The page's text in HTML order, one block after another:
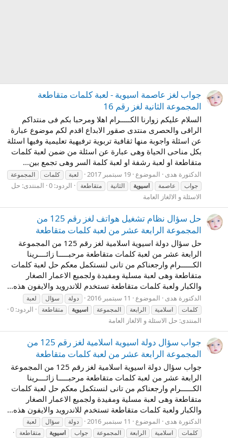
جواب لغز عاصمة اسيوية - لعبة كلمات متقاطعة
المجموعة الثانية لغز رقم 16
السلام عليكم زوارنا الكـــــرام اهلا ومرحبا بكم فى منتداكم
الراقى والحصرى منتدى صقور الابداع اقدم لكم موضوع عبارة
عن اسئلة واجوبة منها ثقافية تربوية ترفيهية تعليمية وفيها اسئلة
بكل مناحى الحياة وهى عبارة عن اسئلة من ضمن لعبة كلمات
متقاطعة او لعبة رشفة او لعبة كلمة السر وهى تجمع بين...
الدكتورة هدى الموضوع 19 سبتمبر 2017 لعبة كلمات
المجموعة
جواب
عاصمة اسيوية الثانية متقاطعة الردود: 0 المنتدى: حل
الاسئلة و الالغاز العامة
حل سؤال نظام تشغيل هواتف لغز رقم 125 من
المجموعة الرابعة عشر من لعبة كلمات متقاطعة
حل سؤال دولة اسيوية اسلامية لغز رقم 125 من المجموعة
الرابعة عشر من لعبة كلمات متقاطعة مرحبـــــا زائــــرينا
الكــــــرام وارجعناكم من تانى لنستكمل معكم حل لعبة كلمات
متقاطعة وهى لعبة مسلية ومفيدة ولجميع الاعمار الصغار
والكبار ولعبة كلمات متقاطعة تستخدم للاندرويد والايفون هذه...
الدكتورة هدى الموضوع 11 سبتمبر 2016 دولة سؤال
لعبة
كلمات
اسلامية الرابعة المجموعة اسيوية متقاطعة
الردود: 0
المنتدى: حل الاسئلة و الالغاز العامة
جواب سؤال دولة اسيوية اسلامية لغز رقم 125 من
المجموعة الرابعة عشر من لعبة كلمات متقاطعة
جواب سؤال دولة اسيوية اسلامية لغز رقم 125 من المجموعة
الرابعة عشر من لعبة كلمات متقاطعة مرحبـــــا زائــــرينا
الكــــــرام وارجعناكم من تانى لنستكمل معكم حل لعبة كلمات
متقاطعة وهى لعبة مسلية ومفيدة ولجميع الاعمار الصغار
والكبار ولعبة كلمات متقاطعة تستخدم للاندرويد والايفون هذه...
الدكتورة هدى الموضوع 11 سبتمبر 2016 دولة سؤال
لعبة
كلمات
اسلامية الرابعة المجموعة جواب اسيوية متقاطعة